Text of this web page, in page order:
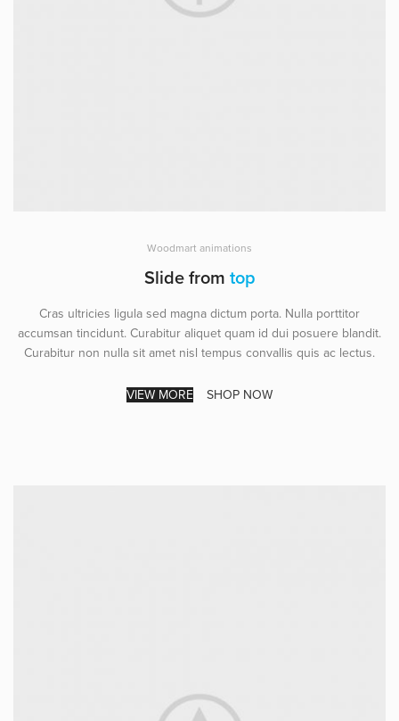
Woodmart animations
Slide from top
Cras ultricies ligula sed magna dictum porta. Nulla porttitor
accumsan tincidunt. Curabitur aliquet quam id dui posuere blandit.
Curabitur non nulla sit amet nisl tempus convallis quis ac lectus.
VIEW MORE SHOP NOW